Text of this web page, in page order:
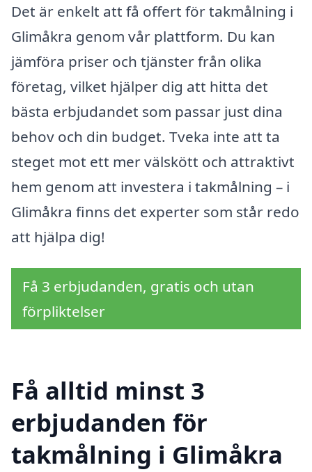
Det är enkelt att få offert för takmålning i
Glimåkra genom vår plattform. Du kan
jämföra priser och tjänster från olika
företag, vilket hjälper dig att hitta det
bästa erbjudandet som passar just dina
behov och din budget. Tveka inte att ta
steget mot ett mer välskött och attraktivt
hem genom att investera i takmålning – i
Glimåkra finns det experter som står redo
att hjälpa dig!
Få 3 erbjudanden, gratis och utan
förpliktelser
Få alltid minst 3
erbjudanden för
takmålning i Glimåkra